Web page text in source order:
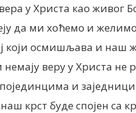
у Христа као живог
да ми хоћемо и желимо
који осмишљава и
веру у Христа не
и заједници
крст буде спојен са